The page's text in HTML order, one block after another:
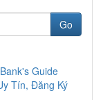
Go
Guide
Tín, Đăng Ký